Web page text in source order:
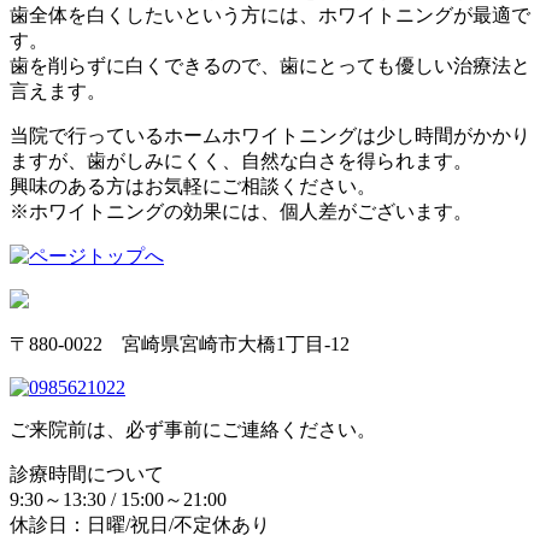
歯全体を白くしたいという方には、ホワイトニングが最適で
す。
歯を削らずに白くできるので、歯にとっても優しい治療法と
言えます。
当院で行っているホームホワイトニングは少し時間がかかり
ますが、歯がしみにくく、自然な白さを得られます。
興味のある方はお気軽にご相談ください。
※ホワイトニングの効果には、個人差がございます。
〒880-0022 宮崎県宮崎市大橋1丁目-12
ご来院前は、必ず事前にご連絡ください。
診療時間について
9:30～13:30 / 15:00～21:00
休診日：日曜/祝日/不定休あり